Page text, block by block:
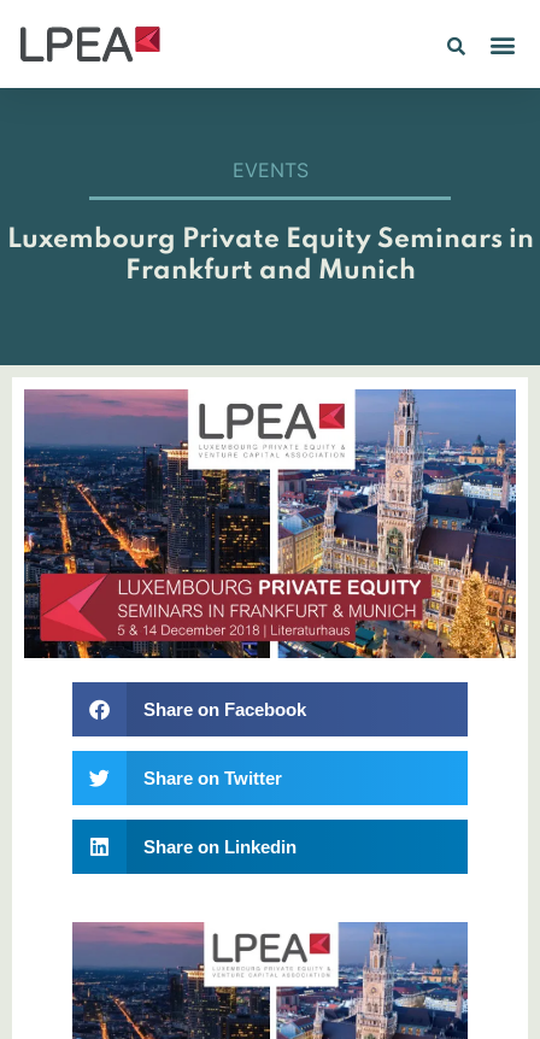
EVENTS
Luxembourg Private Equity Seminars in
Frankfurt and Munich
Share on Facebook
Share on Twitter
Share on Linkedin